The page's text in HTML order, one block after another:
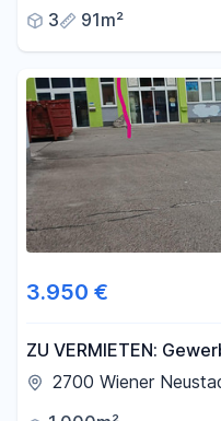
3
91m²
3.950 €
ZU VERMIETEN:
Neustadt -
2700 Wiener